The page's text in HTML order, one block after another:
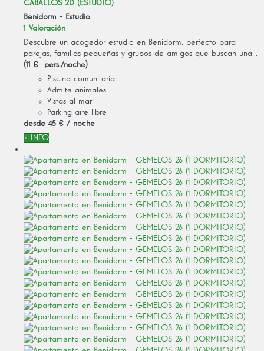
CABALLOS 2D (ESTUDIO)
Benidorm - Estudio
1 Valoración
Descubre un acogedor estudio en Benidorm, perfecto para
parejas, familias pequeñas y grupos de amigos que buscan una...
(11 € pers./noche)
Piscina comunitaria
Admite animales
Vistas al mar
Parking aire libre
desde 45 € / noche
+ INFO